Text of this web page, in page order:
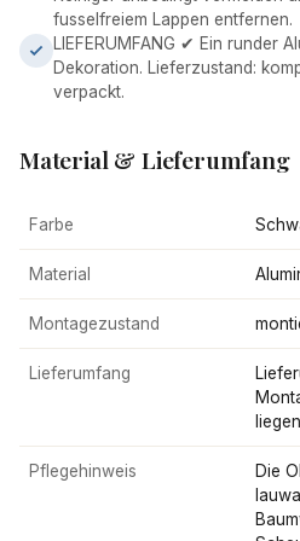
fusselfreiem Lappen entfernen.
LIEFERUMFANG ✔ Ein runder
Dekoration. Lieferzustand:
verpackt.
Material & Lieferumfang
Farbe
Material
Montagezustand
Lieferumfang
Pflegehinweis
Die